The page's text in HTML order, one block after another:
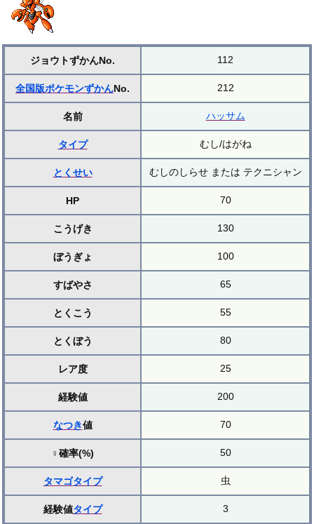
ジョウトずかんNo. 112
全国版ポケモンずかんNo. 212
名前 ハッサム
タイプ むし/はがね
とくせい むしのしらせ または テクニシャン
HP 70
こうげき 130
ぼうぎょ 100
すばやさ 65
とくこう 55
とくぼう 80
レア度 25
経験値 200
なつき値 70
♀確率(%) 50
タマゴタイプ 虫
経験値タイプ 3